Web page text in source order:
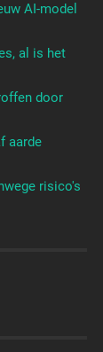
AI-model
al is het
door
aarde
risico's